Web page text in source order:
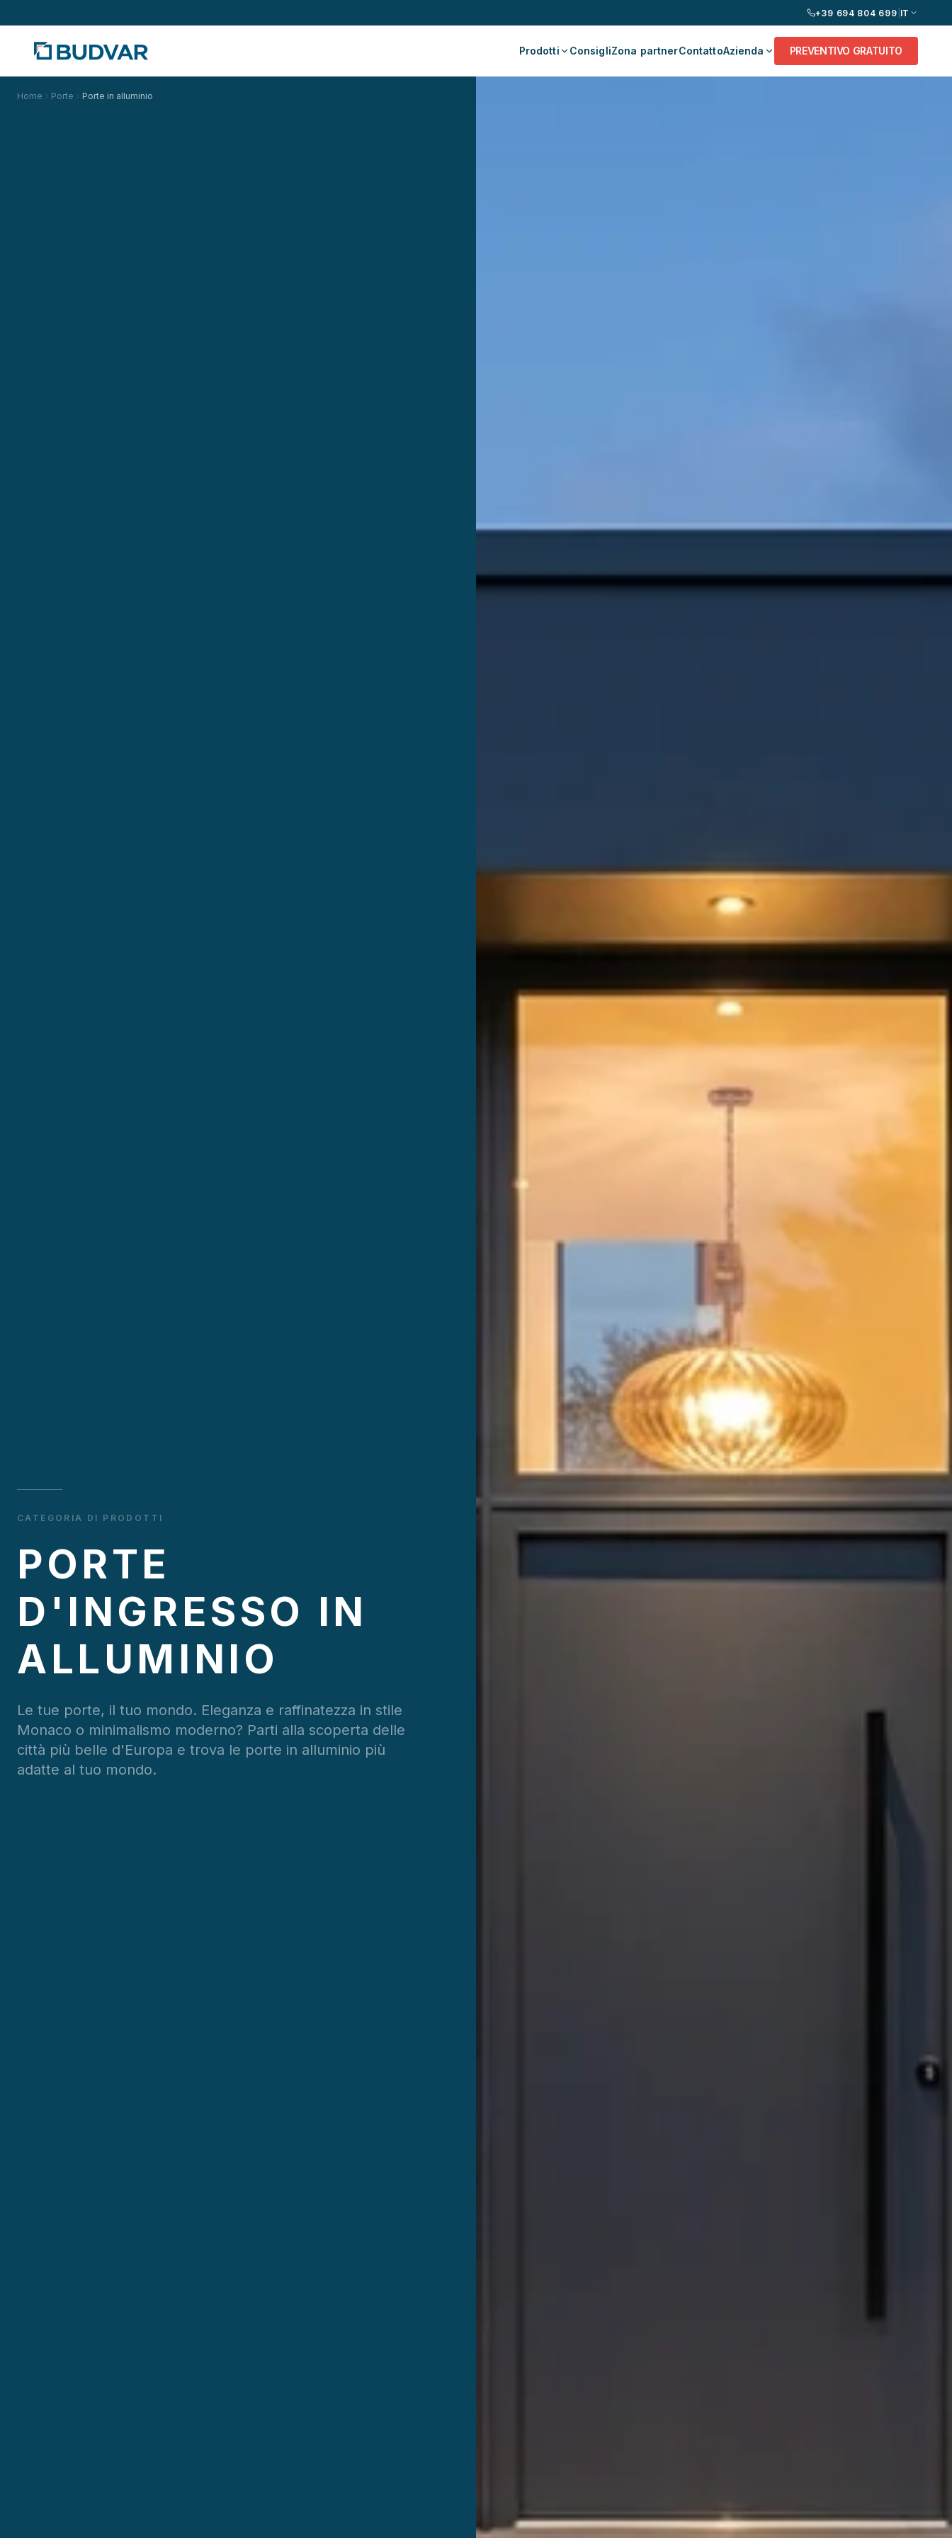
+39 694 804 699 IT
Prodotti ConsigliZona partnerContattoAzienda PREVENTIVO GRATUITO
Home Porte Porte in alluminio
CATEGORIA DI PRODOTTI
PORTE
D'INGRESSO IN
ALLUMINIO
Le tue porte, il tuo mondo. Eleganza e raffinatezza in stile
Monaco o minimalismo moderno? Parti alla scoperta delle
città più belle d'Europa e trova le porte in alluminio più
adatte al tuo mondo.